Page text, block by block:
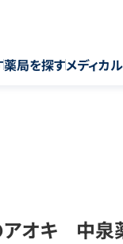
薬局を探すメディカ
アオキ 中泉